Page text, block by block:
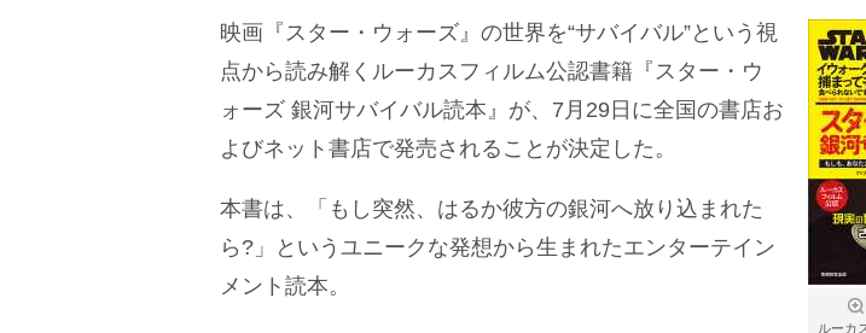
ルーカ
映画『スター・ウォーズ』の世界を“サバイバル”という視
点から読み解くルーカスフィルム公認書籍『スター・ウ
ォーズ 銀河サバイバル読本』が、7月29日に全国の書店お
よびネット書店で発売されることが決定した。
本書は、「もし突然、はるか彼方の銀河へ放り込まれた
ら?」というユニークな発想から生まれたエンターテイン
メント読本。